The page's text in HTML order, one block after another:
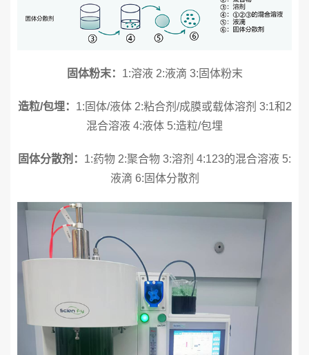
固体粉末： 1:溶液 2:液滴 3:固体粉末
造粒/包埋： 1:固体/液体 2:粘合剂/成膜或载体溶剂 3:1和2
混合溶液 4:液体 5:造粒/包埋
固体分散剂： 1:药物 2:聚合物 3:溶剂 4:123的混合溶液 5:
液滴 6:固体分散剂